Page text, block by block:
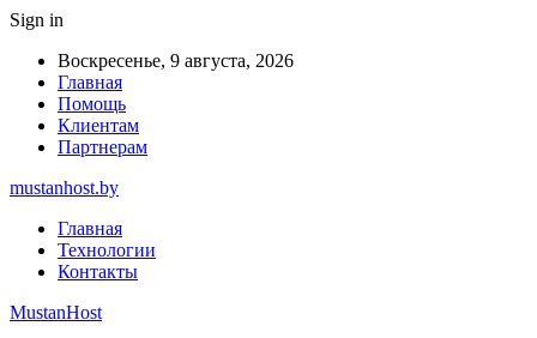
Sign in
Воскресенье, 9 августа, 2026
Главная
Помощь
Клиентам
Партнерам
mustanhost.by
Главная
Технологии
Контакты
MustanHost